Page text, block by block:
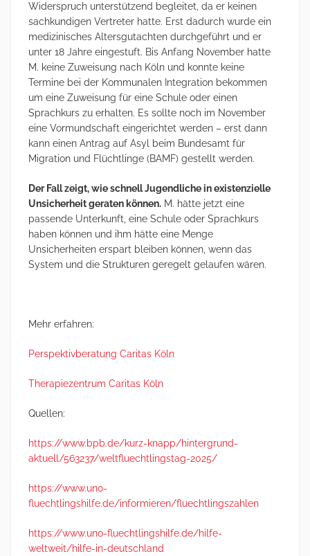
Widerspruch unterstützend begleitet, da er keinen
sachkundigen Vertreter hatte. Erst dadurch wurde ein
medizinisches Altersgutachten durchgeführt und er
unter 18 Jahre eingestuft. Bis Anfang November hatte
M. keine Zuweisung nach Köln und konnte keine
Termine bei der Kommunalen Integration bekommen
um eine Zuweisung für eine Schule oder einen
Sprachkurs zu erhalten. Es sollte noch im November
eine Vormundschaft eingerichtet werden – erst dann
kann einen Antrag auf Asyl beim Bundesamt für
Migration und Flüchtlinge (BAMF) gestellt werden.
Der Fall zeigt, wie schnell Jugendliche in existenzielle
Unsicherheit geraten können. M. hätte jetzt eine
passende Unterkunft, eine Schule oder Sprachkurs
haben können und ihm hätte eine Menge
Unsicherheiten erspart bleiben können, wenn das
System und die Strukturen geregelt gelaufen wären.
Mehr erfahren:
Perspektivberatung Caritas Köln
Therapiezentrum Caritas Köln
Quellen:
https://www.bpb.de/kurz-knapp/hintergrund-
aktuell/563237/weltfluechtlingstag-2025/
https://www.uno-
fluechtlingshilfe.de/informieren/fluechtlingszahlen
https://www.uno-fluechtlingshilfe.de/hilfe-
weltweit/hilfe-in-deutschland